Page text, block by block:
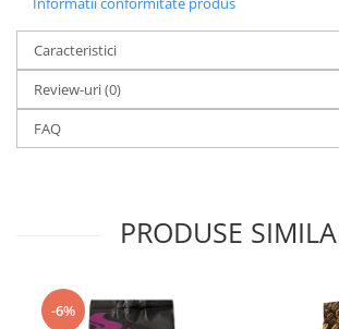
Caracteristici
Review-uri(0)
FAQ
PRODUSE
-6%